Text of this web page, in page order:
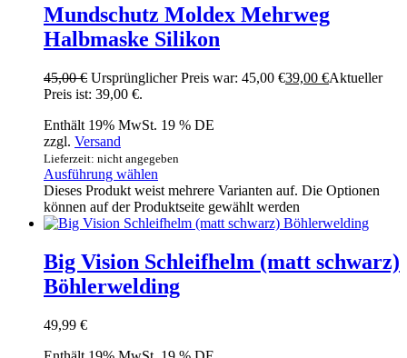
Mundschutz Moldex Mehrweg
Halbmaske Silikon
45,00€ Ursprünglicher Preis war: 45,00 €39,00 €Aktueller
Preis ist: 39,00 €.
Enthält 19% MwSt. 19 % DE
zzgl. Versand
Lieferzeit: nicht angegeben
Ausführung wählen
Dieses Produkt weist mehrere Varianten auf. Die Optionen
können auf der Produktseite gewählt werden
Big Vision Schleifhelm (matt schwarz)
Böhlerwelding
49,99 €